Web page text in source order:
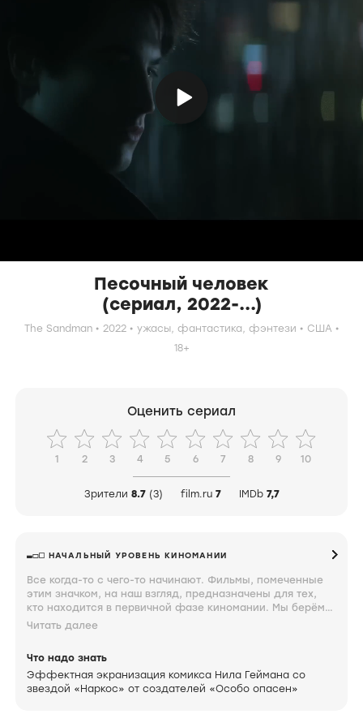
Песочный человек
(сериал, 2022-...)
The Sandman 2022 ужасы, фантастика, фэнтези
США
18+
Оценить сериал
1 2 3 4 5 6 7 8 9 10
Зрители 8.7 (3) film.ru 7 IMDb 7,7
НАЧАЛЬНЫЙ УРОВЕНЬ КИНОМАНИИ
Все когда-то с чего-то начинают. Фильмы, помеченные
этим значком, на наш взгляд, предназначены для тех,
кто находится в первичной фазе киномании. Мы берём
такие мягкие формулировки, потому что этот период
таким значком, должен знать каждый.
Читать далее
Что надо знать
Эффектная экранизация комикса Нила Геймана со
звездой «Наркос» от создателей «Особо опасен»